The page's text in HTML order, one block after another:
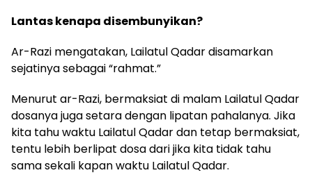
Lantas kenapa disembunyikan?
Ar-Razi mengatakan, Lailatul Qadar disamarkan
sejatinya sebagai “rahmat.”
Menurut ar-Razi, bermaksiat di malam Lailatul Qadar
dosanya juga setara dengan lipatan pahalanya. Jika
kita tahu waktu Lailatul Qadar dan tetap bermaksiat,
tentu lebih berlipat dosa dari jika kita tidak tahu
sama sekali kapan waktu Lailatul Qadar.